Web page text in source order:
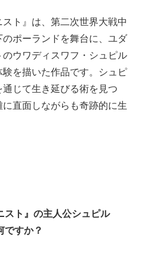
スト』は、第二次世界大戦中
のポーランドを舞台に、ユダ
のウワディスワフ・シュピル
験を描いた作品です。シュピ
通じて生き延びる術を見つ
に直面しながらも奇跡的に生
スト』の主人公シュピル
ですか？